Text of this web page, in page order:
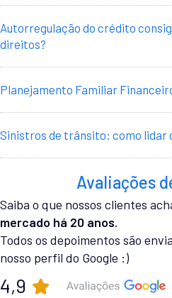
Autorregulação do crédito
direitos?
Planejamento Familiar
Sinistros de trânsito: como lidar
Avaliações
Saiba o que nossos clientes
mercado há 20 anos.
Todos os depoimentos são
nosso perfil do Google :)
4,9